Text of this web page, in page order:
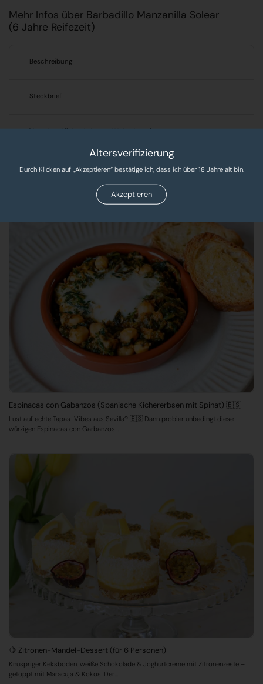
Mehr Infos über Barbadillo Manzanilla Solear
(6 Jahre Reifezeit)
Beschreibung
Steckbrief
Verantwortlicher Lebensmittelunternehmer
Produkte, Rezepte & Tipps!
Entdecken Sie leckere Rezepte und exklusive Produkte
Espinacas con Gabanzos (Spanische Kichererbsen mit Spinat) 🇪🇸
Lust auf echte Tapas-Vibes aus Sevilla? 🇪🇸 Dann probier unbedingt diese
würzigen Espinacas con Garbanzos...
🍋 Zitronen-Mandel-Dessert (für 6 Personen)
Knuspriger Keksboden, weiße Schokolade & Joghurtcreme mit Zitronenzeste –
getoppt mit Maracuja & Kokos. Der...
Altersverifizierung
Durch Klicken auf „Akzeptieren“ bestätige ich, dass ich über 18 Jahre alt bin.
Akzeptieren